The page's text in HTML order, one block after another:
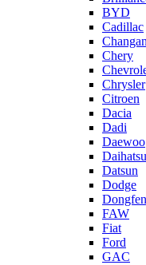
BYD
Cadillac
Changan
Chery
Chrysler
Citroen
Dacia
Dadi
Daewoo
Daihatsu
Datsun
Dodge
FAW
Fiat
Ford
GAC